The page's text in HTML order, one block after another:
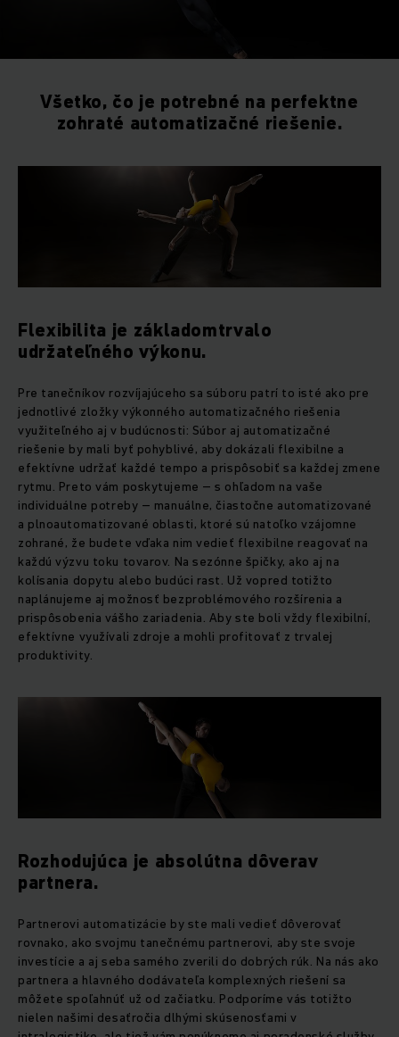
Všetko, čo je potrebné na perfektne
zohraté automatizačné riešenie.
Flexibilita je základomtrvalo
udržateľného výkonu.
Pre tanečníkov rozvíjajúceho sa súboru patrí to isté ako pre
jednotlivé zložky výkonného automatizačného riešenia
využiteľného aj v budúcnosti: Súbor aj automatizačné
riešenie by mali byť pohyblivé, aby dokázali flexibilne a
efektívne udržať každé tempo a prispôsobiť sa každej zmene
rytmu. Preto vám poskytujeme – s ohľadom na vaše
individuálne potreby – manuálne, čiastočne automatizované
a plnoautomatizované oblasti, ktoré sú natoľko vzájomne
zohrané, že budete vďaka nim vedieť flexibilne reagovať na
každú výzvu toku tovarov. Na sezónne špičky, ako aj na
kolísania dopytu alebo budúci rast. Už vopred totižto
naplánujeme aj možnosť bezproblémového rozšírenia a
prispôsobenia vášho zariadenia. Aby ste boli vždy flexibilní,
efektívne využívali zdroje a mohli profitovať z trvalej
produktivity.
Rozhodujúca je absolútna dôverav
partnera.
Partnerovi automatizácie by ste mali vedieť dôverovať
rovnako, ako svojmu tanečnému partnerovi, aby ste svoje
investície a aj seba samého zverili do dobrých rúk. Na nás ako
partnera a hlavného dodávateľa komplexných riešení sa
môžete spoľahnúť už od začiatku. Podporíme vás totižto
nielen našimi desaťročia dlhými skúsenosťami v